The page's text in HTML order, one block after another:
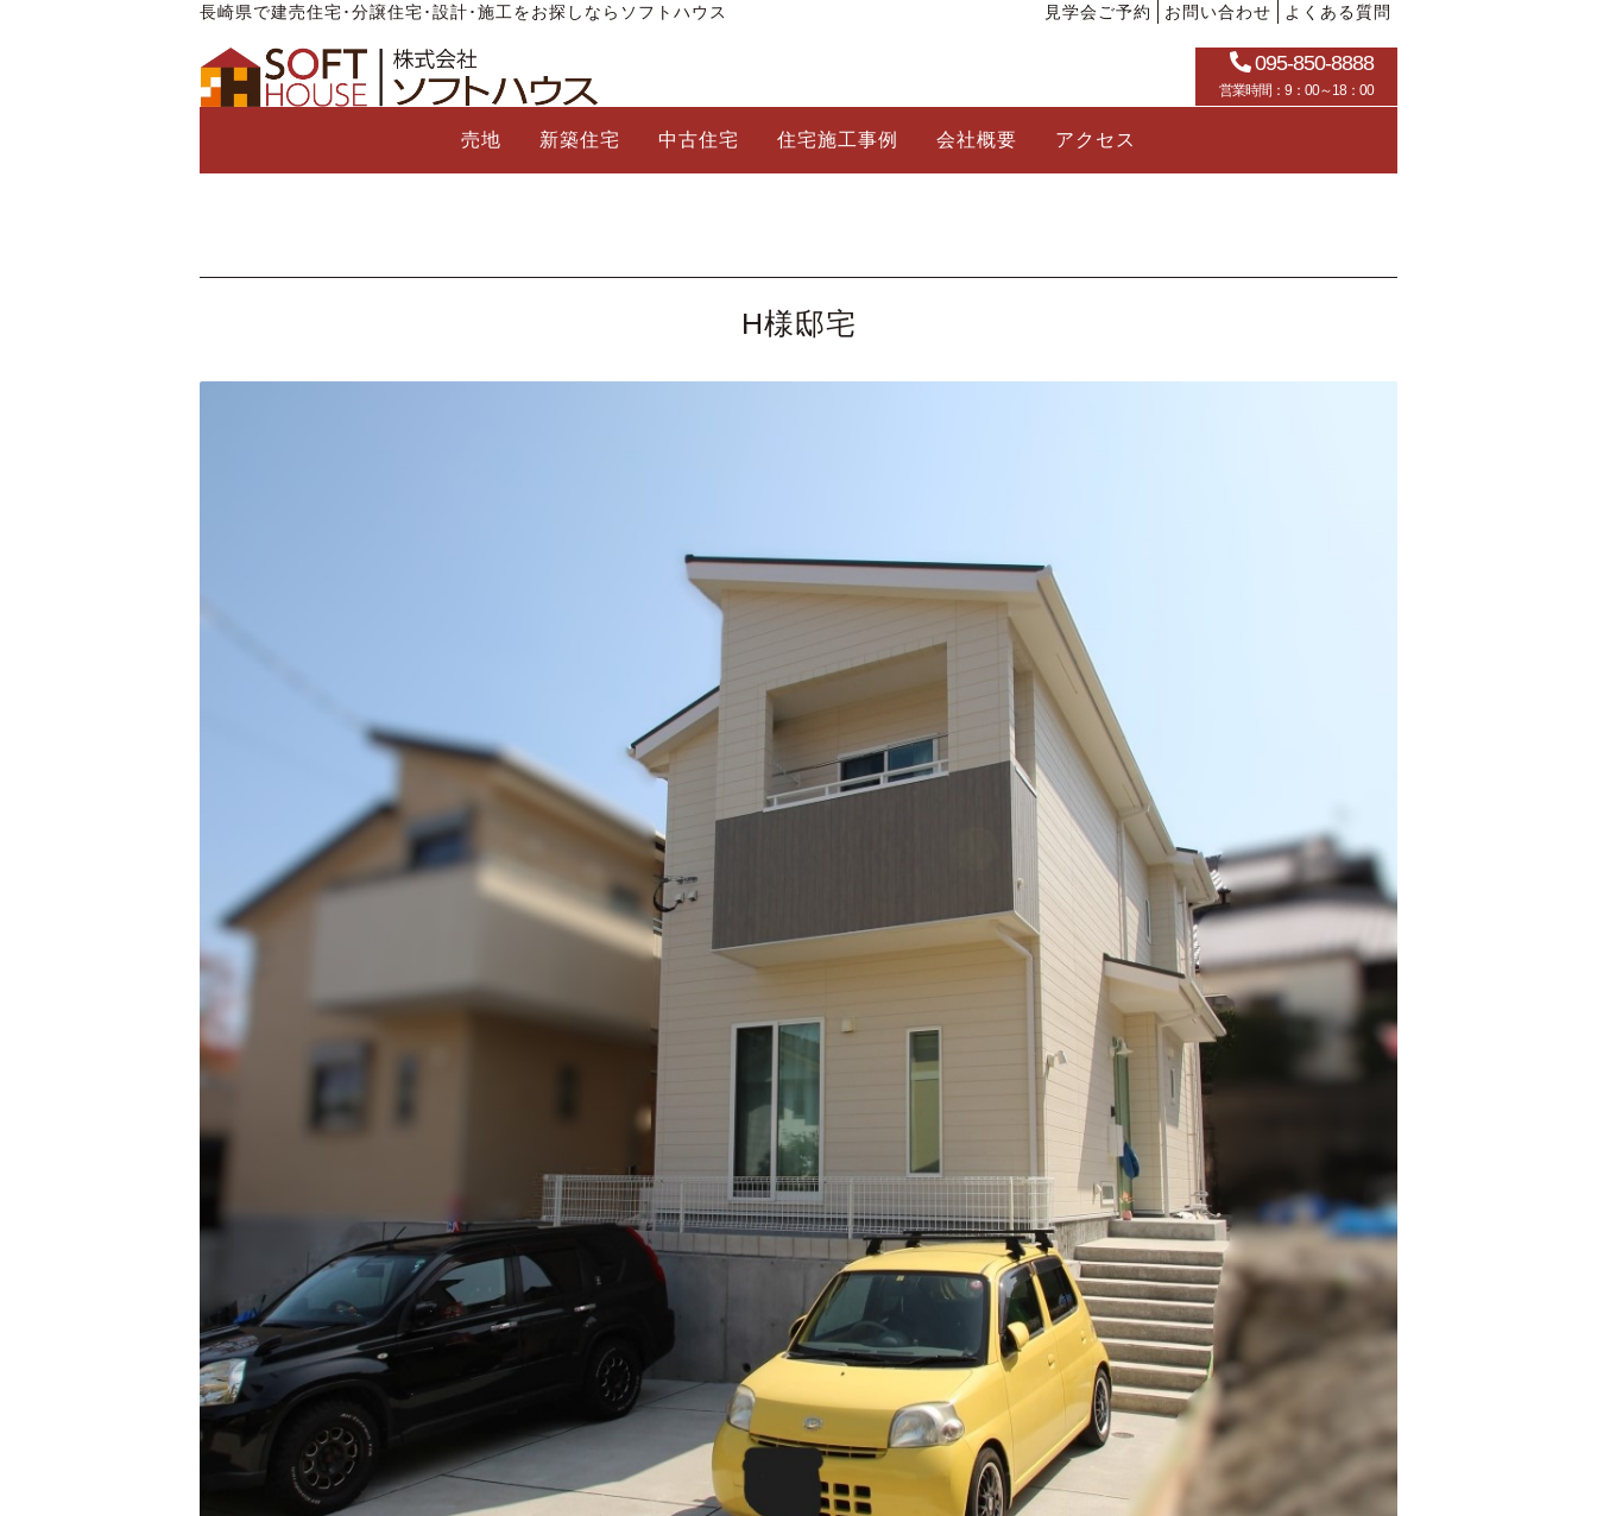
長崎県で建売住宅･分譲住宅･設計･施工をお探しならソフトハウス 見学会ご予約 お問い合わせ よくある質問
095-850-8888
営業時間：9：00～18：00
売地 新築住宅 中古住宅 住宅施工事例 会社概要 アクセス
H様邸宅